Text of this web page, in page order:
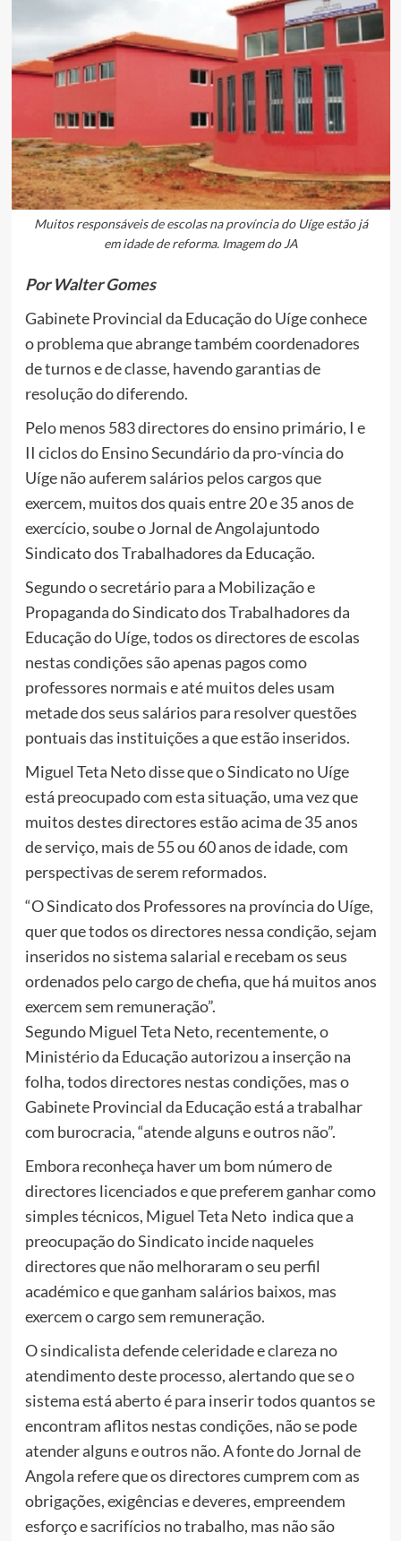
Muitos responsáveis de escolas na província do Uíge estão já
em idade de reforma. Imagem do JA
Por Walter Gomes
Gabinete Provincial da Educação do Uíge conhece
o problema que abrange também coordenadores
de turnos e de classe, havendo garantias de
resolução do diferendo.
Pelo menos 583 directores do ensino primário, I e
II ciclos do Ensino Secundário da pro-víncia do
Uíge não auferem salários pelos cargos que
exercem, muitos dos quais entre 20 e 35 anos de
exercício, soube o Jornal de Angolajuntodo
Sindicato dos Trabalhadores da Educação.
Segundo o secretário para a Mobilização e
Propaganda do Sindicato dos Trabalhadores da
Educação do Uíge, todos os directores de escolas
nestas condições são apenas pagos como
professores normais e até muitos deles usam
metade dos seus salários para resolver questões
pontuais das instituições a que estão inseridos.
Miguel Teta Neto disse que o Sindicato no Uíge
está preocupado com esta situação, uma vez que
muitos destes directores estão acima de 35 anos
de serviço, mais de 55 ou 60 anos de idade, com
perspectivas de serem reformados.
“O Sindicato dos Professores na província do Uíge,
quer que todos os directores nessa condição, sejam
inseridos no sistema salarial e recebam os seus
ordenados pelo cargo de chefia, que há muitos anos
exercem sem remuneração”.
Segundo Miguel Teta Neto, recentemente, o
Ministério da Educação autorizou a inserção na
folha, todos directores nestas condições, mas o
Gabinete Provincial da Educação está a trabalhar
com burocracia, “atende alguns e outros não”.
Embora reconheça haver um bom número de
directores licenciados e que preferem ganhar como
simples técnicos, Miguel Teta Neto indica que a
preocupação do Sindicato incide naqueles
directores que não melhoraram o seu perfil
académico e que ganham salários baixos, mas
exercem o cargo sem remuneração.
O sindicalista defende celeridade e clareza no
atendimento deste processo, alertando que se o
sistema está aberto é para inserir todos quantos se
encontram aflitos nestas condições, não se pode
atender alguns e outros não. A fonte do Jornal de
Angola refere que os directores cumprem com as
obrigações, exigências e deveres, empreendem
esforço e sacrifícios no trabalho, mas não são